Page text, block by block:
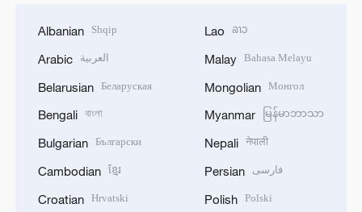
Albanian Shqip
Arabic العربية
Belarusian Беларуская
Bengali বাংলা
Bulgarian Български
Cambodian ខ្មែរ
Croatian Hrvatski
Lao ລາວ
Malay Bahasa Melayu
Mongolian Монгол
Myanmar မြန်မာဘာသာ
Nepali नेपाली
Persian فارسی
Polish Polski